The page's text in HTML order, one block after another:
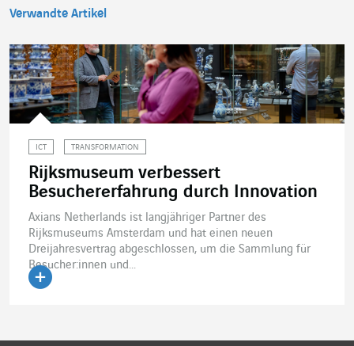
Verwandte Artikel
ICT TRANSFORMATION
Rijksmuseum verbessert
Besuchererfahrung durch Innovation
Axians Netherlands ist langjähriger Partner des
Rijksmuseums Amsterdam und hat einen neuen
Dreijahresvertrag abgeschlossen, um die Sammlung für
Besucher:innen und...